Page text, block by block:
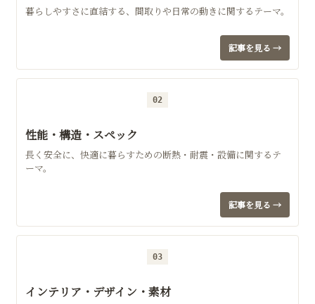
暮らしやすさに直結する、間取りや日常の動きに関するテーマ。
記事を見る →
02
性能・構造・スペック
長く安全に、快適に暮らすための断熱・耐震・設備に関するテ
ーマ。
記事を見る →
03
インテリア・デザイン・素材